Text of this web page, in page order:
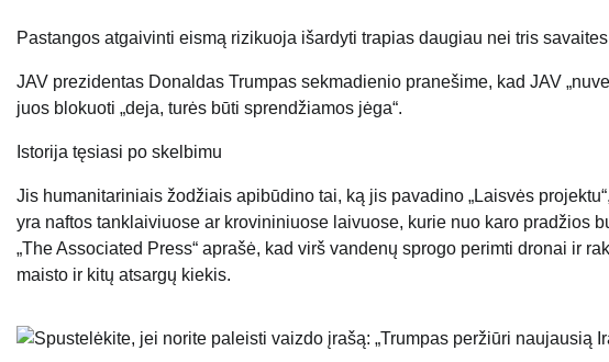
Pastangos atgaivinti eismą rizikuoja išardyti trapias daugiau nei tris
JAV prezidentas Donaldas Trumpas sekmadienio pranešime, kad JAV
juos blokuoti „deja, turės būti sprendžiamos jėga“.
Istorija tęsiasi po skelbimu
Jis humanitariniais žodžiais apibūdino tai, ką jis pavadino „Laisvės
yra naftos tanklaiviuose ar krovininiuose laivuose, kurie nuo karo pradžios
„The Associated Press“ aprašė, kad virš vandenų sprogo perimti dronai ir
maisto ir kitų atsargų kiekis.